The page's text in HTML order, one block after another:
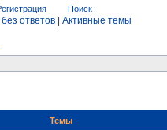
Поиск
ответов Активные темы
Темы